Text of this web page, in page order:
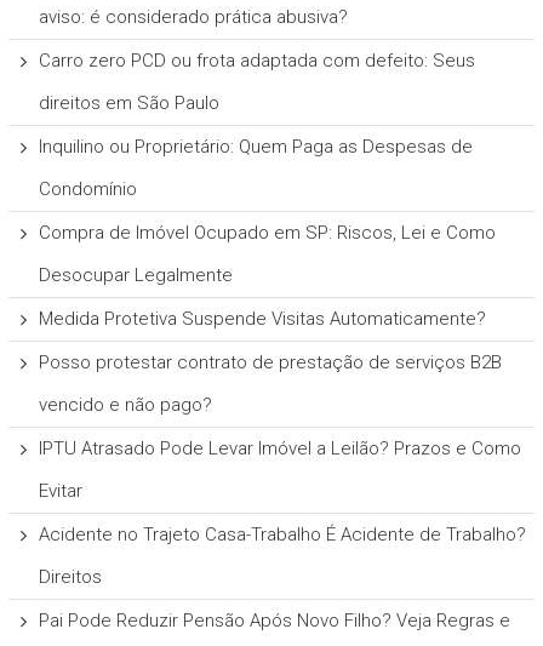
aviso: é considerado prática abusiva?
Carro zero PCD ou frota adaptada com defeito: Seus
direitos em São Paulo
Inquilino ou Proprietário: Quem Paga as Despesas de
Condomínio
Compra de Imóvel Ocupado em SP: Riscos, Lei e Como
Desocupar Legalmente
Medida Protetiva Suspende Visitas Automaticamente?
Posso protestar contrato de prestação de serviços B2B
vencido e não pago?
IPTU Atrasado Pode Levar Imóvel a Leilão? Prazos e Como
Evitar
Acidente no Trajeto Casa-Trabalho É Acidente de Trabalho?
Direitos
Pai Pode Reduzir Pensão Após Novo Filho? Veja Regras e